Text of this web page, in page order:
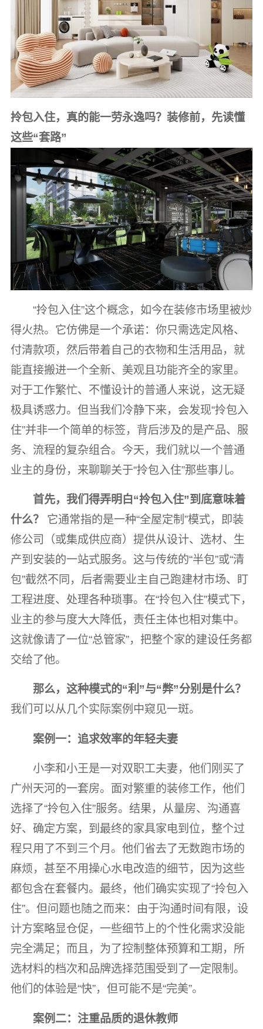
拎包入住，真的能一劳永逸吗？装修前，先读懂
这些“套路”
“拎包入住”这个概念，如今在装修市场里被炒
得火热。它仿佛是一个承诺：你只需选定风格、
付清款项，然后带着自己的衣物和生活用品，就
能直接搬进一个全新、美观且功能齐全的家里。
对于工作繁忙、不懂设计的普通人来说，这无疑
极具诱惑力。但当我们冷静下来，会发现“拎包入
住”并非一个简单的标签，背后涉及的是产品、服
务、流程的复杂组合。今天，我们就以一个普通
业主的身份，来聊聊关于“拎包入住”那些事儿。
首先，我们得弄明白“拎包入住”到底意味着
什么？
它通常指的是一种“全屋定制”模式，即装
修公司（或集成供应商）提供从设计、选材、生
产到安装的一站式服务。这与传统的“半包”或“清
包”截然不同，后者需要业主自己跑建材市场、盯
工程进度、处理各种琐事。在“拎包入住”模式下，
业主的参与度大大降低，责任主体也相对集中。
这就像请了一位“总管家”，把整个家的建设任务都
交给了他。
那么，这种模式的“利”与“弊”分别是什么？
我们可以从几个实际案例中窥见一斑。
案例一：追求效率的年轻夫妻
小李和小王是一对双职工夫妻，他们刚买了
广州天河的一套房。面对繁重的装修工作，他们
选择了“拎包入住”服务。结果，从量房、沟通喜
好、确定方案，到最终的家具家电到位，整个过
程只用了不到三个月。他们省去了无数跑市场的
麻烦，甚至不用操心水电改造的细节，因为这些
都包含在套餐内。最终，他们确实实现了“拎包入
住”。但问题也随之而来：由于沟通时间有限，设
计方案略显仓促，一些细节上的个性化需求没能
完全满足；而且，为了控制整体预算和工期，所
选材料的档次和品牌选择范围受到了一定限制。
他们的体验是“快”，但可能不是“完美”。
案例二：注重品质的退休教师